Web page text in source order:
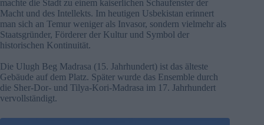
machte die Stadt zu einem kaiserlichen Schaufenster der
Macht und des Intellekts. Im heutigen Usbekistan erinnert
man sich an Temur weniger als Invasor, sondern vielmehr als
Staatsgründer, Förderer der Kultur und Symbol der
historischen Kontinuität.
Die Ulugh Beg Madrasa (15. Jahrhundert) ist das älteste
Gebäude auf dem Platz. Später wurde das Ensemble durch
die Sher-Dor- und Tilya-Kori-Madrasa im 17. Jahrhundert
vervollständigt.